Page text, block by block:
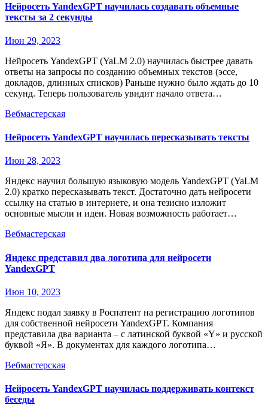
Нейросеть YandexGPT научилась создавать объемные
тексты за 2 секунды
Июн 29, 2023
Нейросеть YandexGPT (YaLM 2.0) научилась быстрее давать
ответы на запросы по созданию объемных текстов (эссе,
докладов, длинных списков) Раньше нужно было ждать до 10
секунд. Теперь пользователь увидит начало ответа…
Вебмастерская
Нейросеть YandexGPT научилась пересказывать тексты
Июн 28, 2023
Яндекс научил большую языковую модель YandexGPT (YaLM
2.0) кратко пересказывать текст. Достаточно дать нейросети
ссылку на статью в интернете, и она тезисно изложит
основные мысли и идеи. Новая возможность работает…
Вебмастерская
Яндекс представил два логотипа для нейросети
YandexGPT
Июн 10, 2023
Яндекс подал заявку в Роспатент на регистрацию логотипов
для собственной нейросети YandexGPT. Компания
представила два варианта – с латинской буквой «Y» и русской
буквой «Я». В документах для каждого логотипа…
Вебмастерская
Нейросеть YandexGPT научилась поддерживать контекст
беседы